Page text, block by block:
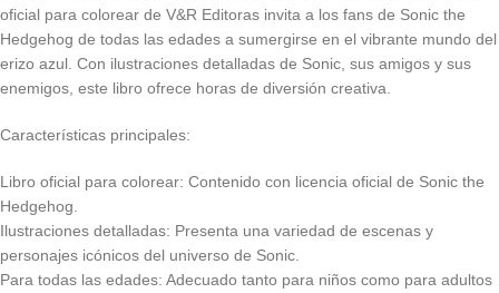
oficial para colorear de V&R Editoras invita a los fans de Sonic the
Hedgehog de todas las edades a sumergirse en el vibrante mundo del
erizo azul. Con ilustraciones detalladas de Sonic, sus amigos y sus
enemigos, este libro ofrece horas de diversión creativa.
Características principales:
Libro oficial para colorear: Contenido con licencia oficial de Sonic the
Hedgehog.
Ilustraciones detalladas: Presenta una variedad de escenas y
personajes icónicos del universo de Sonic.
Para todas las edades: Adecuado tanto para niños como para adultos